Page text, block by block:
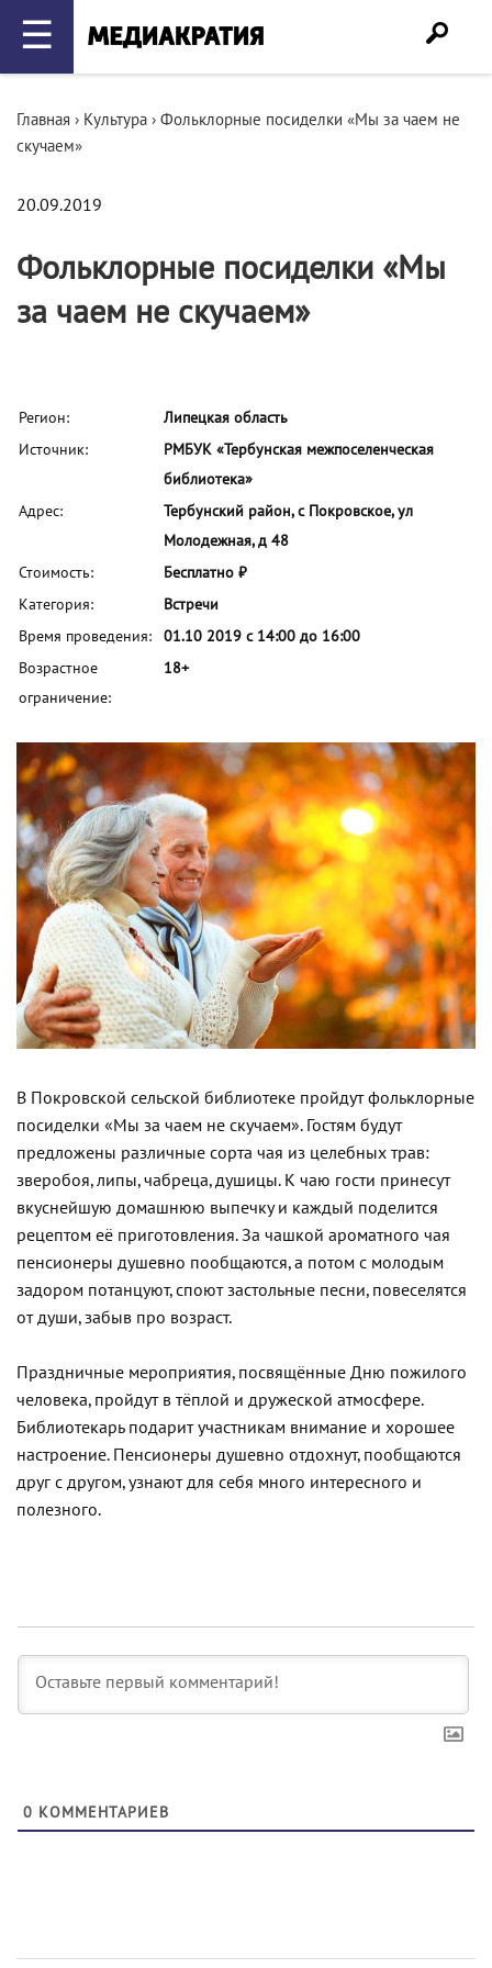
☰
Главная › Культура › Фольклорные посиделки «Мы за чаем не
скучаем»
20.09.2019
Фольклорные посиделки «Мы
за чаем не скучаем»
Регион:
Липецкая область
Источник:
РМБУК «Тербунская межпоселенческая
библиотека»
Адрес:
Тербунский район, с Покровское, ул
Молодежная, д 48
Стоимость:
Бесплатно ₽
Категория:
Встречи
Время проведения:
01.10 2019 с 14:00 до 16:00
Возрастное
ограничение:
18+
В Покровской сельской библиотеке пройдут фольклорные
посиделки «Мы за чаем не скучаем». Гостям будут
предложены различные сорта чая из целебных трав:
зверобоя, липы, чабреца, душицы. К чаю гости принесут
вкуснейшую домашнюю выпечку и каждый поделится
рецептом её приготовления. За чашкой ароматного чая
пенсионеры душевно пообщаются, а потом с молодым
задором потанцуют, споют застольные песни, повеселятся
от души, забыв про возраст.
Праздничные мероприятия, посвящённые Дню пожилого
человека, пройдут в тёплой и дружеской атмосфере.
Библиотекарь подарит участникам внимание и хорошее
настроение. Пенсионеры душевно отдохнут, пообщаются
друг с другом, узнают для себя много интересного и
полезного.
0 КОММЕНТАРИЕВ